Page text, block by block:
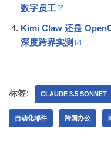
数字员工
Kimi Claw 还是
深度跨界实测
标签: CLAUDE 3.5 SONNET
自动化邮件 跨国办公